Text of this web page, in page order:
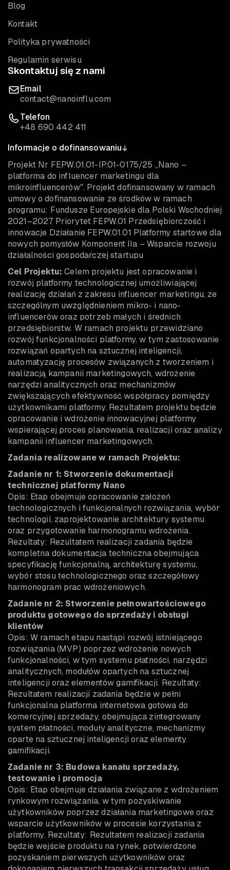
Blog
Kontakt
Polityka prywatności
Regulamin serwisu
Skontaktuj się z nami
Email
contact@nanoinflu.com
Telefon
+48 690 442 411
Informacje o dofinansowaniu
Projekt Nr FEPW.01.01-IP.01-0175/25 „Nano –
platforma do influencer marketingu dla
mikroinfluencerów". Projekt dofinansowany w ramach
umowy o dofinansowanie ze środków w ramach
programu: Fundusze Europejskie dla Polski Wschodniej
2021–2027 Priorytet FEPW.01 Przedsiębiorczość i
innowacje Działanie FEPW.01.01 Platformy startowe dla
nowych pomysłów Komponent IIa – Wsparcie rozwoju
działalności gospodarczej startupu
Cel Projektu: Celem projektu jest opracowanie i
rozwój platformy technologicznej umożliwiającej
realizację działań z zakresu influencer marketingu, ze
szczególnym uwzględnieniem mikro- i nano-
influencerów oraz potrzeb małych i średnich
przedsiębiorstw. W ramach projektu przewidziano
rozwój funkcjonalności platformy, w tym zastosowanie
rozwiązań opartych na sztucznej inteligencji,
automatyzację procesów związanych z tworzeniem i
realizacją kampanii marketingowych, wdrożenie
narzędzi analitycznych oraz mechanizmów
zwiększających efektywność współpracy pomiędzy
użytkownikami platformy. Rezultatem projektu będzie
opracowanie i wdrożenie innowacyjnej platformy
wspierającej proces planowania, realizacji oraz analizy
kampanii influencer marketingowych.
Zadania realizowane w ramach Projektu:
Zadanie nr 1: Stworzenie dokumentacji
technicznej platformy Nano
Opis: Etap obejmuje opracowanie założeń
technologicznych i funkcjonalnych rozwiązania, wybór
technologii, zaprojektowanie architektury systemu
oraz przygotowanie harmonogramu wdrożenia.
Rezultaty: Rezultatem realizacji zadania będzie
kompletna dokumentacja techniczna obejmująca
specyfikację funkcjonalną, architekturę systemu,
wybór stosu technologicznego oraz szczegółowy
harmonogram prac wdrożeniowych.
Zadanie nr 2: Stworzenie pełnowartościowego
produktu gotowego do sprzedaży i obsługi
klientów
Opis: W ramach etapu nastąpi rozwój istniejącego
rozwiązania (MVP) poprzez wdrożenie nowych
funkcjonalności, w tym systemu płatności, narzędzi
analitycznych, modułów opartych na sztucznej
inteligencji oraz elementów gamifikacji. Rezultaty:
Rezultatem realizacji zadania będzie w pełni
funkcjonalna platforma internetowa gotowa do
komercyjnej sprzedaży, obejmująca zintegrowany
system płatności, moduły analityczne, mechanizmy
oparte na sztucznej inteligencji oraz elementy
gamifikacji.
Zadanie nr 3: Budowa kanału sprzedaży,
testowanie i promocja
Opis: Etap obejmuje działania związane z wdrożeniem
rynkowym rozwiązania, w tym pozyskiwanie
użytkowników poprzez działania marketingowe oraz
wsparcie użytkowników w procesie korzystania z
platformy. Rezultaty: Rezultatem realizacji zadania
będzie wejście produktu na rynek, potwierdzone
pozyskaniem pierwszych użytkowników oraz